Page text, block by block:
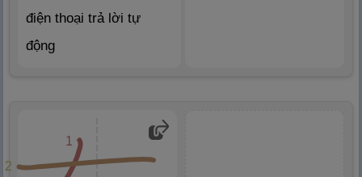
điện thoại trả lời tự
động
1
2